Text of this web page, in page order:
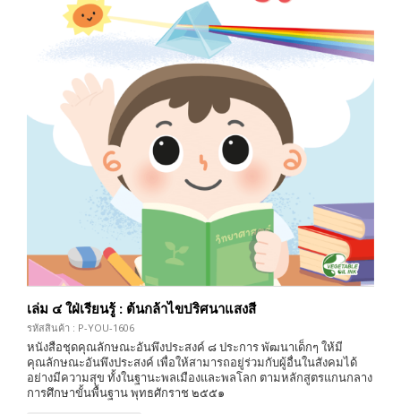
เล่ม ๔ ใฝ่เรียนรู้ : ต้นกล้าไขปริศนาแสงสี
รหัสสินค้า : P-YOU-1606
หนังสือชุดคุณลักษณะอันพึงประสงค์ ๘ ประการ พัฒนาเด็กๆ ให้มี
คุณลักษณะอันพึงประสงค์ เพื่อให้สามารถอยู่ร่วมกับผู้อื่นในสังคมได้
อย่างมีความสุข ทั้งในฐานะพลเมืองและพลโลก ตามหลักสูตรแกนกลาง
การศึกษาขั้นพื้นฐาน พุทธศักราช ๒๕๕๑